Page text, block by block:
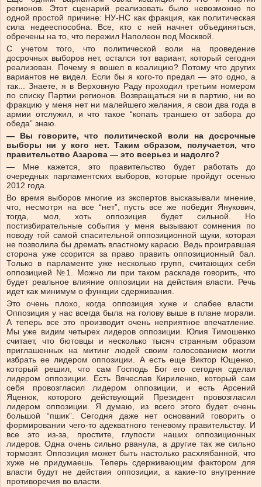
регионов. Этот сценарий реализовать было невозможно по
одной простой причине: НУ-НС как фракция, как политическая
сила недееспособна. Все, кто с ней начнет объединяться,
обречены на то, что пережил Наполеон под Москвой.
С учетом того, что политической воли на проведение
досрочных выборов нет, остался тот вариант, который сегодня
реализован. Почему я вошел в коалицию? Потому что других
вариантов не видел. Если бы я кого-то предал — это одно, а
так... Знаете, я в Верховную Раду проходил третьим номером
по списку Партии регионов. Возвращаться ни в партию, ни во
фракцию у меня нет ни малейшего желания, я свои два года в
армии отслужил, и что такое “копать траншею от забора до
обеда” знаю.
— Вы говорите, что политической воли на досрочные
выборы ни у кого нет. Таким образом, получается, что
правительство Азарова — это всерьез и надолго?
— Мне кажется, это правительство будет работать до
очередных парламентских выборов, которые пройдут осенью
2012 года.
Во время выборов многие из экспертов высказывали мнение,
что, несмотря на все “нет”, пусть все же победит Янукович,
тогда, мол, хоть оппозиция будет сильной. Но
постизбирательные события у меня вызывают сомнения по
поводу той самой спасительной оппозиционной щуки, которая
не позволила бы дремать властному карасю. Ведь проигравшая
сторона уже ссорится за право править оппозиционный бал.
Только в парламенте уже несколько групп, считающих себя
оппозицией №1. Можно ли при таком раскладе говорить, что
будет реальное влияние оппозиции на действия власти. Речь
идет как минимум о функции сдерживания.
Это очень плохо, когда оппозиция хуже и слабее власти.
Оппозиция у нас всегда была на голову выше в плане морали.
А теперь все это производит очень неприятное впечатление.
Мы уже видим четырех лидеров оппозиции. Юлия Тимошенко
считает, что бютовцы и несколько тысяч странным образом
приглашенных на митинг людей своим голосованием могли
избрать ее лидером оппозиции. А есть еще Виктор Ющенко,
который решил, что сам Господь Бог его сегодня сделал
лидером оппозиции. Есть Вячеслав Кириленко, который сам
себя провозгласил лидером оппозиции, и есть Арсений
Яценюк, которого действующий Президент провозгласил
лидером оппозиции. Я думаю, из всего этого будет очень
большой “пшик”. Сегодня даже нет оснований говорить о
формировании чего-то адекватного теневому правительству. И
все это из-за, простите, глупости наших оппозиционных
лидеров. Одна очень сильно рванула, а другие так же сильно
тормозят. Оппозиция может быть настолько расхлябанной, что
хуже не придумаешь. Теперь сдерживающим фактором для
власти будут не действия оппозиции, а какие-то внутренние
противоречия во власти.